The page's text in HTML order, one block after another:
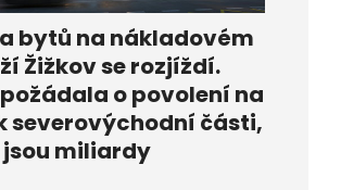
bytů na nákladovém
Žižkov se rozjíždí.
o povolení na
severovýchodní části,
jsou miliardy